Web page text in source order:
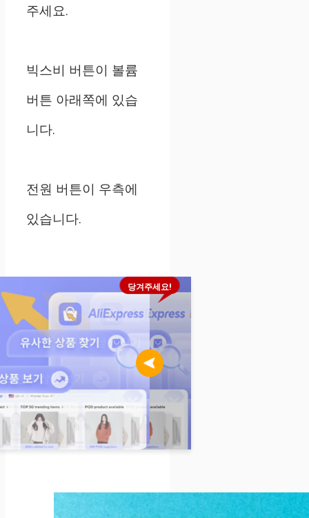
주세요.
빅스비 버튼이 볼륨
버튼 아래쪽에 있습
니다.
전원 버튼이 우측에
있습니다.
당겨주세요!